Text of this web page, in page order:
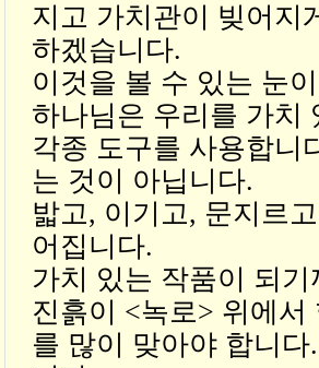
지고 가치관이 빚어지
하겠습니다.
이것을 볼 수 있는 눈
하나님은 우리를 가치
각종 도구를 사용합니
는 것이 아닙니다.
밟고, 이기고, 문지르
어집니다.
가치 있는 작품이 되
진흙이 <녹로> 위에
를 많이 맞아야 합니